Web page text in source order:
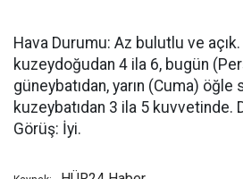
Hava Durumu: Az bulutlu ve
kuzeydoğudan 4 ila 6, bugün
güneybatıdan, yarın (Cuma) öğle
kuzeybatıdan 3 ila 5 kuvvetinde.
Görüş: İyi.